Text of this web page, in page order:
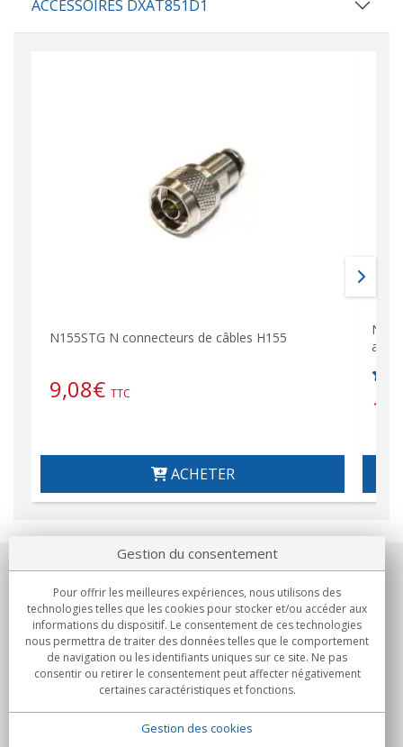
ACCESSOIRES DXAT851D1
N155STG N connecteurs de câbles H155
9,08€ TTC
ACHETER
N-
and
Notre société
Engagements
Achats
Gestion du consentement
Pour offrir les meilleures expériences, nous utilisons des
technologies telles que les cookies pour stocker et/ou accéder aux
informations du dispositif. Le consentement de ces technologies
nous permettra de traiter des données telles que le comportement
de navigation ou les identifiants uniques sur ce site. Ne pas
consentir ou retirer le consentement peut affecter négativement
certaines caractéristiques et fonctions.
Gestion des cookies